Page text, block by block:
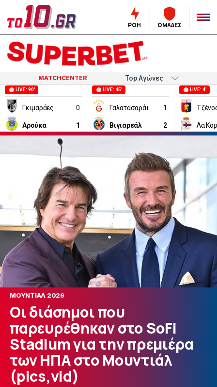
ΡΟΗ ΟΜΑΔΕΣ
MATCHCENTER
LIVE: 90'
Γκιμαράες 0
Αρούκα 1
LIVE: 45'
Γαλατασαράι 1
Βιγιαρεάλ 2
LIVE: 4'
Λα
ΜΟΥΝΤΙΑΛ 2026
Οι διάσημοι που
παρευρέθηκαν στο SoFi
Stadium για την πρεμιέρα
των ΗΠΑ στο Μουντιάλ
(pics,vid)